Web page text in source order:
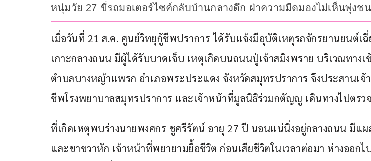
หนุ่มวัย 27 ขี่รถมอเตอร์ไซค์กลับบ้านกลางดึก ฝ่าความมืดมองไม่เห็นพุ่งช
เมื่อวันที่ 21 ส.ค. ศูนย์วิทยุกู้ชีพปราการ ได้รับแจ้งมีอุบัติเหตุรถจักรยานยนต์เ
เกาะกลางถนน มีผู้ได้รับบาดเจ็บ เหตุเกิดบนถนนปู่เจ้าสมิงพราย บริเวณทางเ
ตำบลบางหญ้าแพรก อำเภอพระประแดง จังหวัดสมุทรปราการ จึงประสานเ
ชีพโรงพยาบาลสมุทรปราการ และเจ้าหน้าที่มูลนิธิร่วมกตัญญู เดินทางไปตรว
ที่เกิดเหตุพบร่างนายพงศกร ชูศรีรัตน์ อายุ 27 ปี นอนแน่นิ่งอยู่กลางถนน มีแ
และขาขวาหัก เจ้าหน้าที่พยายามยื้อชีวิต ก่อนเสียชีวิตในเวลาต่อมา ห่างออก